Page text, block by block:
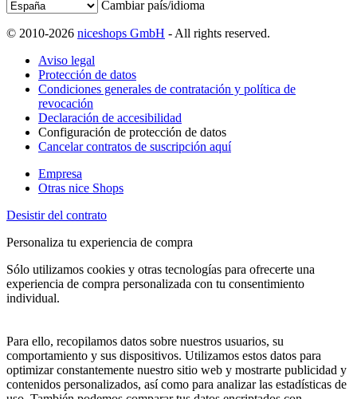
Cambiar país/idioma
© 2010-2026 niceshops GmbH - All rights reserved.
Aviso legal
Protección de datos
Condiciones generales de contratación y política de
revocación
Declaración de accesibilidad
Configuración de protección de datos
Cancelar contratos de suscripción aquí
Empresa
Otras nice Shops
Desistir del contrato
Personaliza tu experiencia de compra
Sólo utilizamos cookies y otras tecnologías para ofrecerte una
experiencia de compra personalizada con tu consentimiento
individual.
Para ello, recopilamos datos sobre nuestros usuarios, su
comportamiento y sus dispositivos. Utilizamos estos datos para
optimizar constantemente nuestro sitio web y mostrarte publicidad y
contenidos personalizados, así como para analizar las estadísticas de